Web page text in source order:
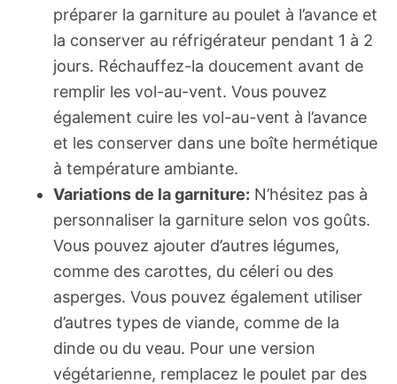
préparer la garniture au poulet à l’avance et
la conserver au réfrigérateur pendant 1 à 2
jours. Réchauffez-la doucement avant de
remplir les vol-au-vent. Vous pouvez
également cuire les vol-au-vent à l’avance
et les conserver dans une boîte hermétique
à température ambiante.
Variations de la garniture: N’hésitez pas à
personnaliser la garniture selon vos goûts.
Vous pouvez ajouter d’autres légumes,
comme des carottes, du céleri ou des
asperges. Vous pouvez également utiliser
d’autres types de viande, comme de la
dinde ou du veau. Pour une version
végétarienne, remplacez le poulet par des